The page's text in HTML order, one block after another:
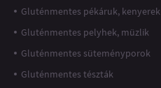
Gluténmentes pékáruk, kenyerek
Gluténmentes pelyhek, müzlik
Gluténmentes süteményporok
Gluténmentes tészták